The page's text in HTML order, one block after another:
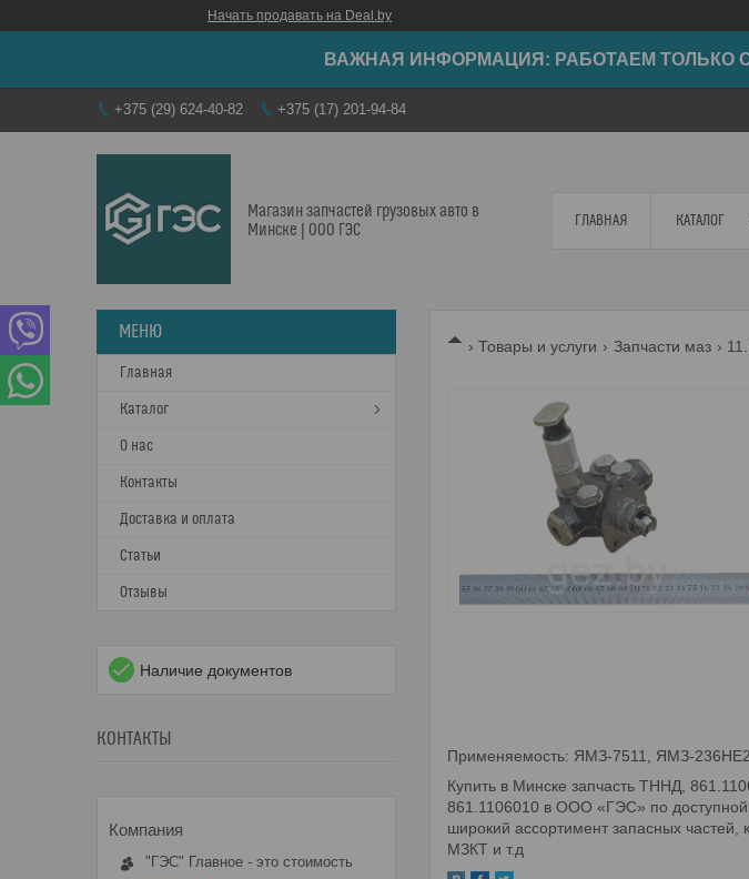
Начать продавать на Deal.by
ВАЖНАЯ ИНФОРМАЦИЯ: РАБОТАЕМ ТОЛЬКО
+375 (29) 624-40-82 +375 (17) 201-94-84
Магазин запчастей грузовых авто в
Минске | ООО ГЭС
ГЛАВНАЯ КАТАЛОГ
Товары и услуги Запчасти маз
Применяемость: ЯМЗ-7511, ЯМЗ-
Купить в Минске запчасть ТННД,
861.1106010 в ООО «ГЭС» по
широкий ассортимент запасных
МЗКТ и т.д
Главная
Каталог
О нас
Контакты
Доставка и оплата
Статьи
Отзывы
Наличие документов
КОНТАКТЫ
"ГЭС" Главное - это стоимость